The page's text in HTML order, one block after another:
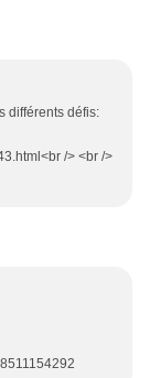
différents défis:
/> <br />